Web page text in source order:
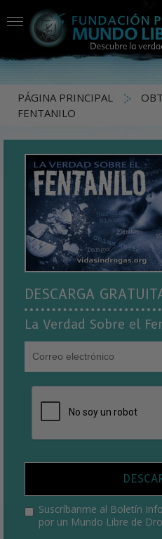
PÁGINA PRINCIPAL
FENTANILO
DESCARGA
La Verdad Sobre el
Suscríbanme al Boletín
por un Mundo Libre de